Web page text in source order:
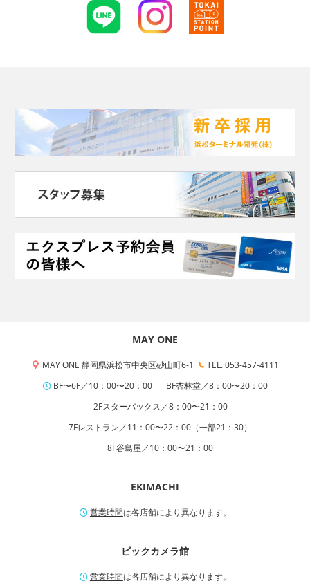
MAY ONE
MAY ONE 静岡県浜松市中央区砂山町6-1
TEL. 053-457-4111
BF〜6F／10：00〜20：00
BF杏林堂／8：00〜20：00
2Fスターバックス／8：00〜21：00
7Fレストラン／11：00〜22：00（一部21：30）
8F谷島屋／10：00〜21：00
EKIMACHI
営業時間は各店舗により異なります。
ビックカメラ館
営業時間は各店舗により異なります。